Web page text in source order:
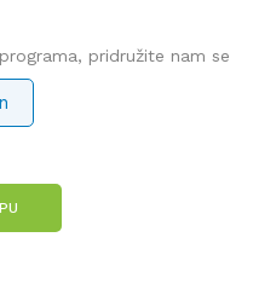
pridružite nam se